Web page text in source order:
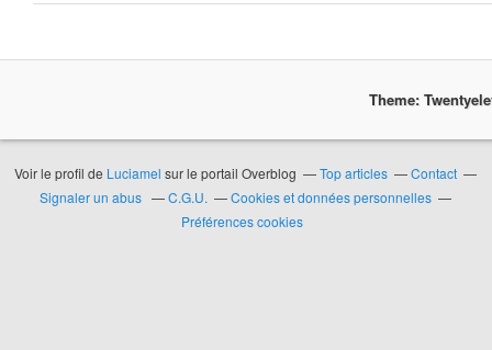
Theme:
Voir le profil de Luciamel sur le portail Overblog Top articles
Contact
Signaler un abus
C.G.U.
Cookies et données personnelles
Préférences cookies